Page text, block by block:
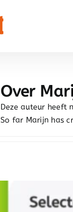
Over
Deze auteur heeft
So far Marijn has